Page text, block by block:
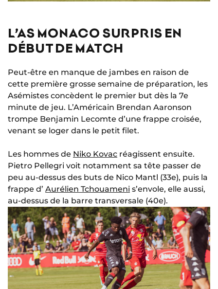
L’AS MONACO SURPRIS EN
DÉBUT DE MATCH
Peut-être en manque de jambes en raison de
cette première grosse semaine de préparation, les
Asémistes concèdent le premier but dès la 7e
minute de jeu. L’Américain Brendan Aaronson
trompe Benjamin Lecomte d’une frappe croisée,
venant se loger dans le petit filet.
Les hommes de Niko Kovac réagissent ensuite.
Pietro Pellegri voit notamment sa tête passer de
peu au-dessus des buts de Nico Mantl (33e), puis la
frappe d’ Aurélien Tchouameni s’envole, elle aussi,
au-dessus de la barre transversale (40e).